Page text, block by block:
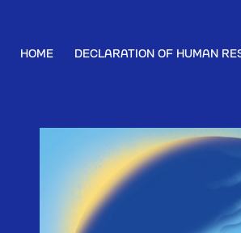
HOME DECLARATION OF HUMAN